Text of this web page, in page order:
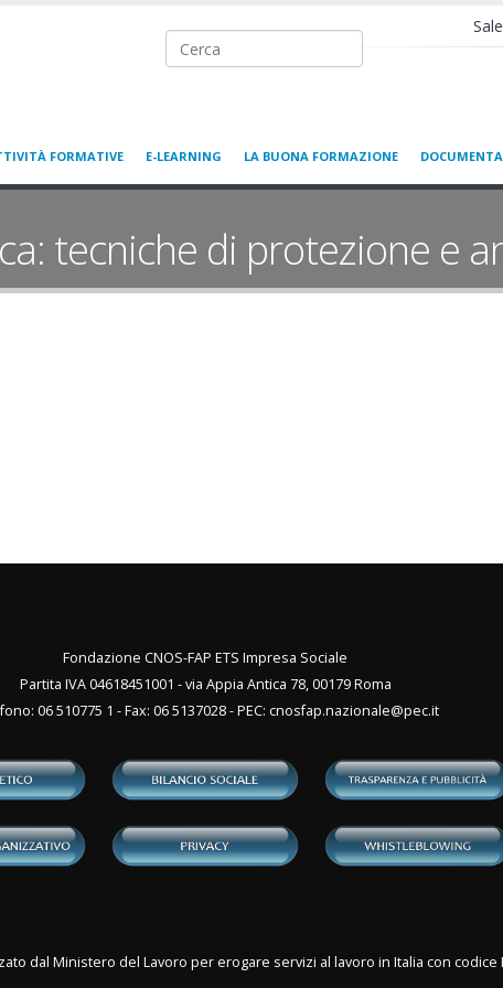
Ricerca nel sito
FORMATIVE E-LEARNING LA BUONA FORMAZIONE
tecniche di protezione e
Fondazione CNOS-FAP ETS Impresa Sociale
Partita IVA 04618451001 - via Appia Antica 78, 00179 Roma
06 510775 1 - Fax: 06 5137028 - PEC: cnosfap.nazionale@pec.it
dal Ministero del Lavoro per erogare servizi al lavoro in Italia con codice